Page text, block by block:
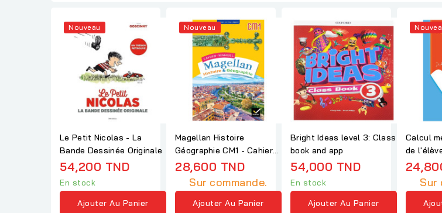
Nouveau
Le Petit Nicolas - La
Bande Dessinée Originale
54,200 TND
En stock
Ajouter Au Panier
Nouveau
Magellan Histoire
Géographie CM1 - Cahier
de l'élève
28,600 TND
Sur commande.
Ajouter Au Panier
Bright Ideas level 3: Class
book and app
54,000 TND
En stock
Ajouter Au Panier
Calcul
de
Sur